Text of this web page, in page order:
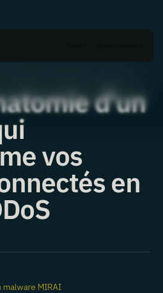
d'un
vos
en
malware MIRAI